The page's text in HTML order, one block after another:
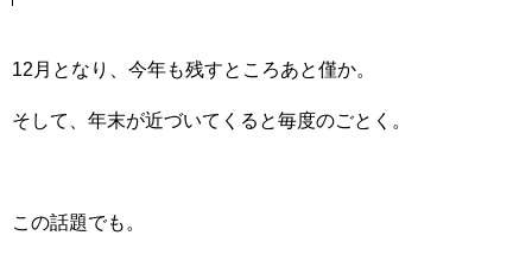
12月となり、今年も残すところあと僅か。
そして、年末が近づいてくると毎度のごとく。
この話題でも。